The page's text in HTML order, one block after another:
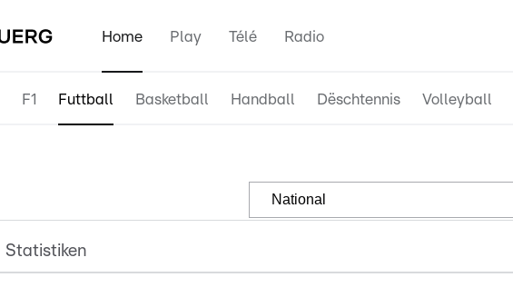
Home Play Télé Radio
F1 Futtball Basketball Handball Dëschtennis Volleyball
National
Statistiken